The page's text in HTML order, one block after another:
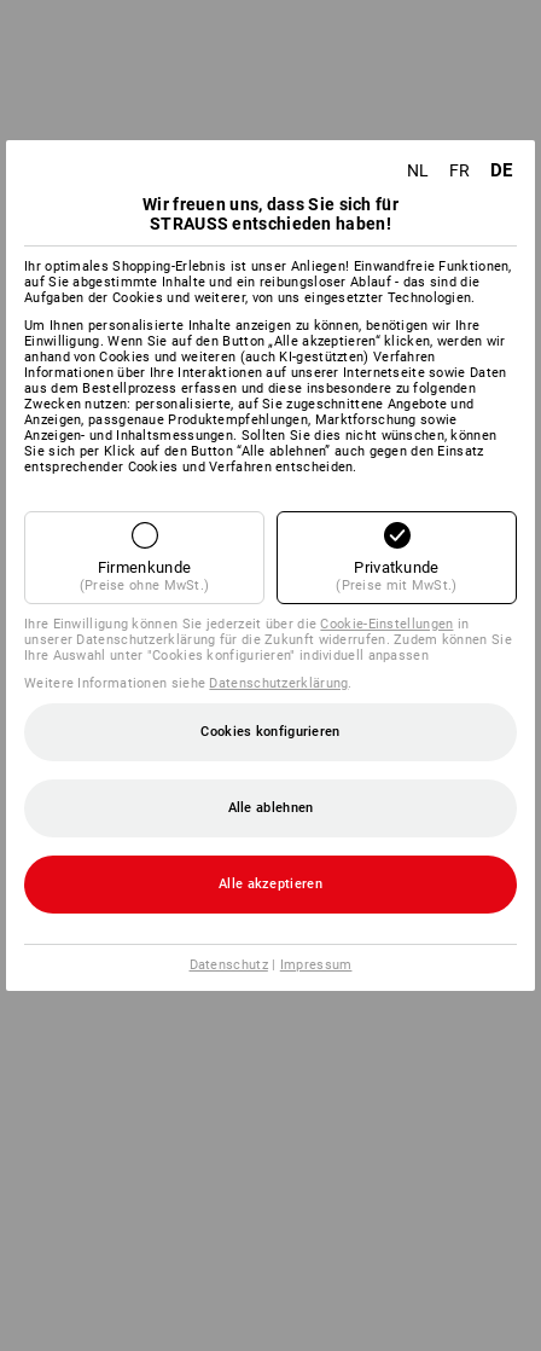
NL FR DE
Wir freuen uns, dass Sie sich für
STRAUSS entschieden haben!
Ihr optimales Shopping-Erlebnis ist unser Anliegen! Einwandfreie Funktionen,
auf Sie abgestimmte Inhalte und ein reibungsloser Ablauf - das sind die
Aufgaben der Cookies und weiterer, von uns eingesetzter Technologien.
Um Ihnen personalisierte Inhalte anzeigen zu können, benötigen wir Ihre
Einwilligung. Wenn Sie auf den Button „Alle akzeptieren“ klicken, werden wir
anhand von Cookies und weiteren (auch KI-gestützten) Verfahren
Informationen über Ihre Interaktionen auf unserer Internetseite sowie Daten
aus dem Bestellprozess erfassen und diese insbesondere zu folgenden
Zwecken nutzen: personalisierte, auf Sie zugeschnittene Angebote und
Anzeigen, passgenaue Produktempfehlungen, Marktforschung sowie
Anzeigen- und Inhaltsmessungen. Sollten Sie dies nicht wünschen, können
Sie sich per Klick auf den Button “Alle ablehnen” auch gegen den Einsatz
entsprechender Cookies und Verfahren entscheiden.
Firmenkunde
(Preise ohne MwSt.)
Privatkunde
(Preise mit MwSt.)
Ihre Einwilligung können Sie jederzeit über dieCookie-Einstellungen in
unserer Datenschutzerklärung für die Zukunft widerrufen. Zudem können Sie
Ihre Auswahl unter "Cookies konfigurieren" individuell anpassen
Weitere Informationen siehe Datenschutzerklärung
Cookies konfigurieren
Alle ablehnen
Alle akzeptieren
Datenschutz| Impressum